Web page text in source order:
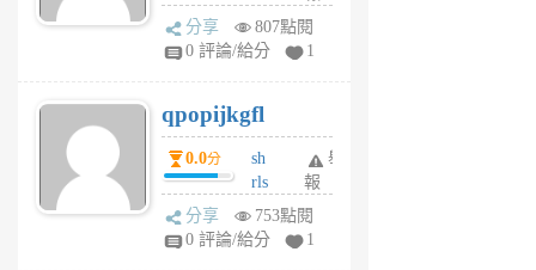
w
rs
6
個
月
前
分享
807點閱
0 評論/給分
1
qpopijkgfl
0.0分
sh
rls
k
m
舉
報
分享
753點閱
0 評論/給分
1